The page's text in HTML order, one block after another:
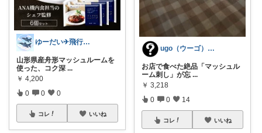
ゆーだい✈︎飛行機好きな1児のパパ✈︎
山形県産舟形マッシュルームを
使った、コク深 ...
￥ 4,200
0 0 0
コレ いいね
ugo（ウーゴ）／どれにした？.com
お店で食べた絶品「マッシュル
ーム刺し」が忘 ...
￥ 3,218
0 0 14
コレ いいね